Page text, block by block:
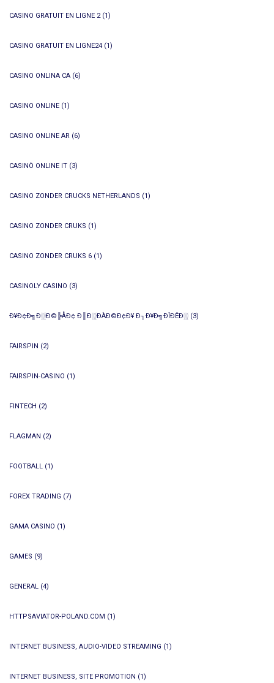
CASINO GRATUIT EN LIGNE 2(1)
CASINO GRATUIT EN LIGNE24 (1)
CASINO ONLINA CA (6)
CASINO ONLINE (1)
CASINO ONLINE AR (6)
CASINÒ ONLINE IT (3)
CASINO ZONDER CRUCKS NETHERLANDS (1)
CASINO ZONDER CRUKS (1)
CASINO ZONDER CRUKS 6 (1)
CASINOLY CASINO (3)
Ð¥Ð¢Ð╗Ð░Ð©╠ÅÐ¢ Ð║Ð░ÐÀÐ©Ð¢Ð¥ Ð┐Ð¥Ð╗ÐÎÐÊÐ░ (3)
FAIRSPIN (2)
FAIRSPIN-CASINO (1)
FINTECH (2)
FLAGMAN (2)
FOOTBALL (1)
FOREX TRADING (7)
GAMA CASINO (1)
GAMES (9)
GENERAL (4)
HTTPSAVIATOR-POLAND.COM (1)
INTERNET BUSINESS, AUDIO-VIDEO STREAMING (1)
INTERNET BUSINESS, SITE PROMOTION (1)